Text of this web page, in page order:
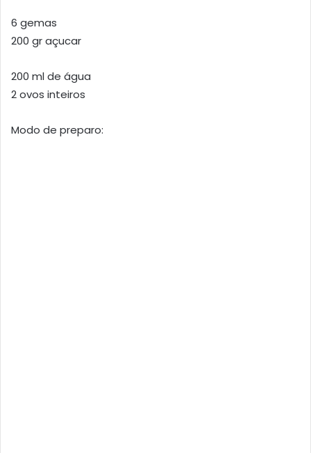
6 gemas
200 gr açucar
200 ml de água
2 ovos inteiros
Modo de preparo: